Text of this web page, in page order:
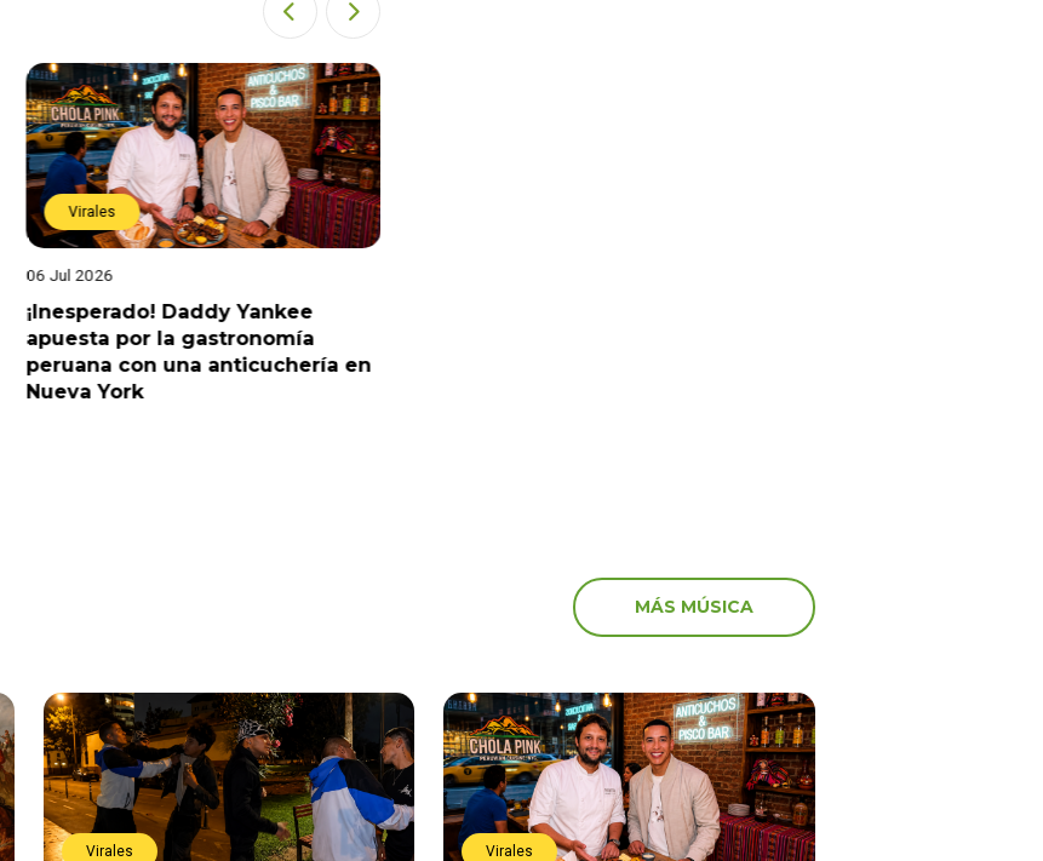
Virales
06 Jul 2026
¡Inesperado! Daddy Yankee
apuesta por la gastronomía
peruana con una anticuchería en
Nueva York
MÁS MÚSICA
Virales Virales